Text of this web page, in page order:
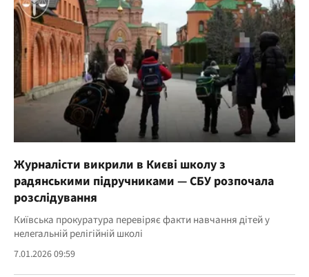
Журналісти викрили в Києві школу з
радянськими підручниками — СБУ розпочала
розслідування
Київська прокуратура перевіряє факти навчання дітей у
нелегальній релігійній школі
7.01.2026 09:59